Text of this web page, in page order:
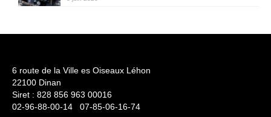
6 route de la Ville es Oiseaux Léhon
22100 Dinan
Siret : 828 856 963 00016
02-96-88-00-14 07-85-06-16-74